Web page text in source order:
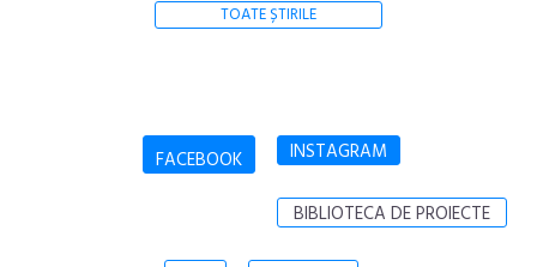
TOATE ȘTIRILE
FACEBOOK INSTAGRAM
BIBLIOTECA DE PROIECTE